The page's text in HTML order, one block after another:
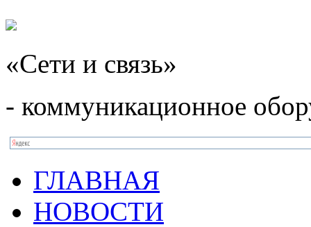
«Сети и связь»
- коммуникационное
ГЛАВНАЯ
НОВОСТИ